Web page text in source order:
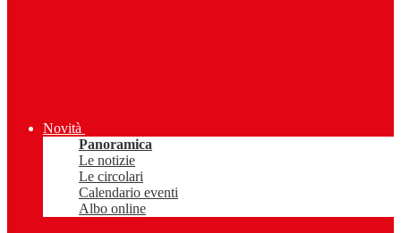
Novità
Panoramica
Le notizie
Le circolari
Calendario eventi
Albo online